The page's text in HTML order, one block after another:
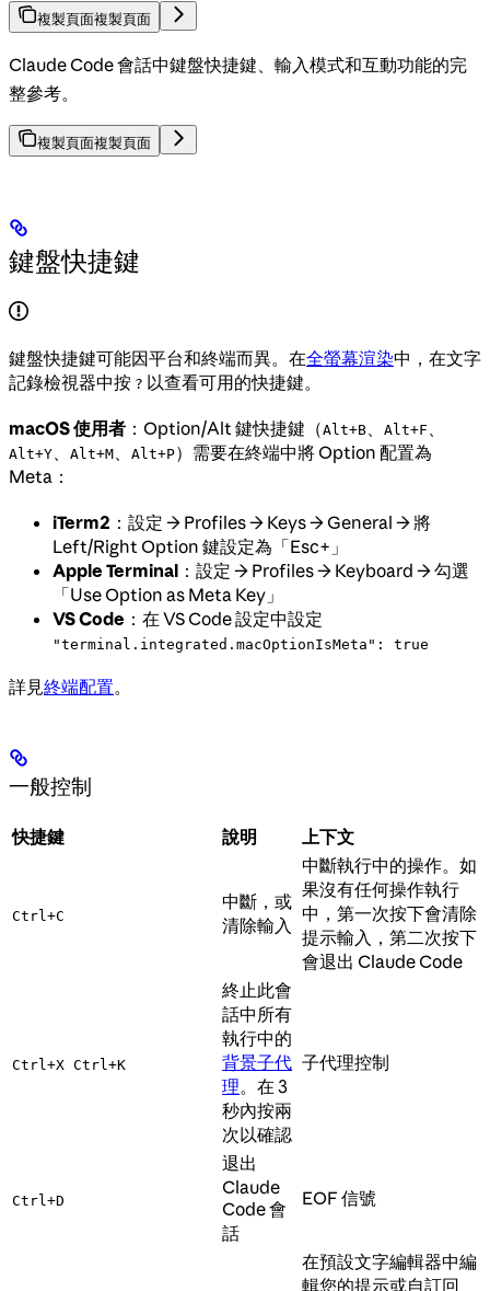
複製頁面複製頁面
Claude Code 會話中鍵盤快捷鍵、輸入模式和互動功能的完
整參考。
複製頁面複製頁面
鍵盤快捷鍵
鍵盤快捷鍵可能因平台和終端而異。在全螢幕渲染中，在文字
記錄檢視器中按 ? 以查看可用的快捷鍵。
macOS 使用者 ：Option/Alt 鍵快捷鍵（Alt+B、 Alt+F 、
Alt+Y、 Alt+M、 Alt+P）需要在終端中將 Option 配置為
Meta：
iTerm2 ：設定 → Profiles → Keys → General → 將
Left/Right Option 鍵設定為「Esc+」
Apple Terminal ：設定 → Profiles → Keyboard → 勾選
「Use Option as Meta Key」
VS Code ：在 VS Code 設定中設定
"terminal.integrated.macOptionIsMeta": true
詳見終端配置。
一般控制
快捷鍵 說明 上下文
Ctrl+C
中斷，或
清除輸入
中斷執行中的操作。如
果沒有任何操作執行
中，第一次按下會清除
提示輸入，第二次按下
會退出 Claude Code
Ctrl+X Ctrl+K
終止此會
話中所有
執行中的
背景子代
理。在 3
秒內按兩
次以確認
子代理控制
Ctrl+D
退出
Claude
Code 會
話
EOF 信號
在預設文字編輯器中編
輯您的提示或自訂回